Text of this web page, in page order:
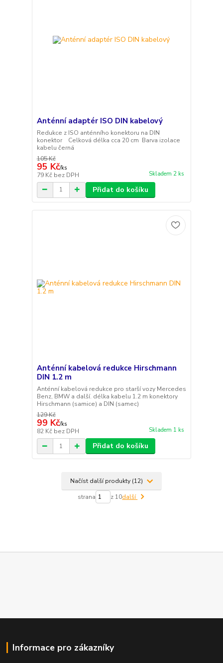
Anténní adaptér ISO DIN kabelový
Redukce z ISO anténního konektoru na DIN
konektor Celková délka cca 20 cm Barva izolace
kabelu černá
105 Kč
95 Kč/ks
79 Kč bez DPH Skladem 2 ks
Přidat do košíku
Anténní kabelová redukce Hirschmann
DIN 1.2 m
Anténní kabelová redukce pro starší vozy Mercedes
Benz, BMW a další. délka kabelu 1.2 m konektory
Hirschmann (samice) a DIN (samec)
129 Kč
99 Kč/ks
82 Kč bez DPH Skladem 1 ks
Přidat do košíku
Načíst další produkty (12)
strana z 10další
Informace pro zákazníky